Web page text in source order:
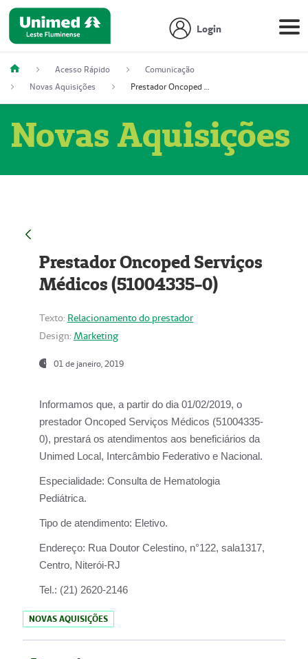
Login
Acesso Rápido
Comunicação
Novas Aquisições
Prestador Oncoped Serviços Médicos (51004335-0)
Novas Aquisições
Prestador Oncoped Serviços
Médicos (51004335-0)
Texto: Relacionamento do prestador
Design: Marketing
01 de janeiro, 2019
Informamos que, a partir do dia 01/02/2019, o
prestador Oncoped Serviços Médicos (51004335-
0), prestará os atendimentos aos beneficiários da
Unimed Local, Intercâmbio Federativo e Nacional.
Especialidade: Consulta de Hematologia
Pediátrica.
Tipo de atendimento: Eletivo.
Endereço: Rua Doutor Celestino, n°122, sala1317,
Centro, Niterói-RJ
Tel.: (21) 2620-2146
NOVAS AQUISIÇÕES